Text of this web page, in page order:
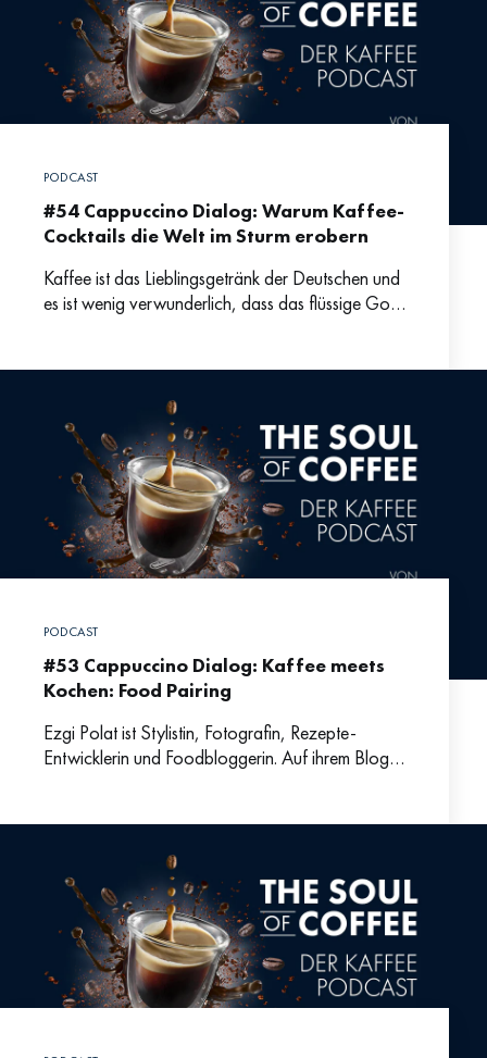
PODCAST
#54 Cappuccino Dialog: Warum Kaffee-
Cocktails die Welt im Sturm erobern
Kaffee ist das Lieblingsgetränk der Deutschen und
es ist wenig verwunderlich, dass das flüssige Gold
PODCAST
#53 Cappuccino Dialog: Kaffee meets
Kochen: Food Pairing
Ezgi Polat ist Stylistin, Fotografin, Rezepte-
Entwicklerin und Foodbloggerin. Auf ihrem Blog
kombinieren.